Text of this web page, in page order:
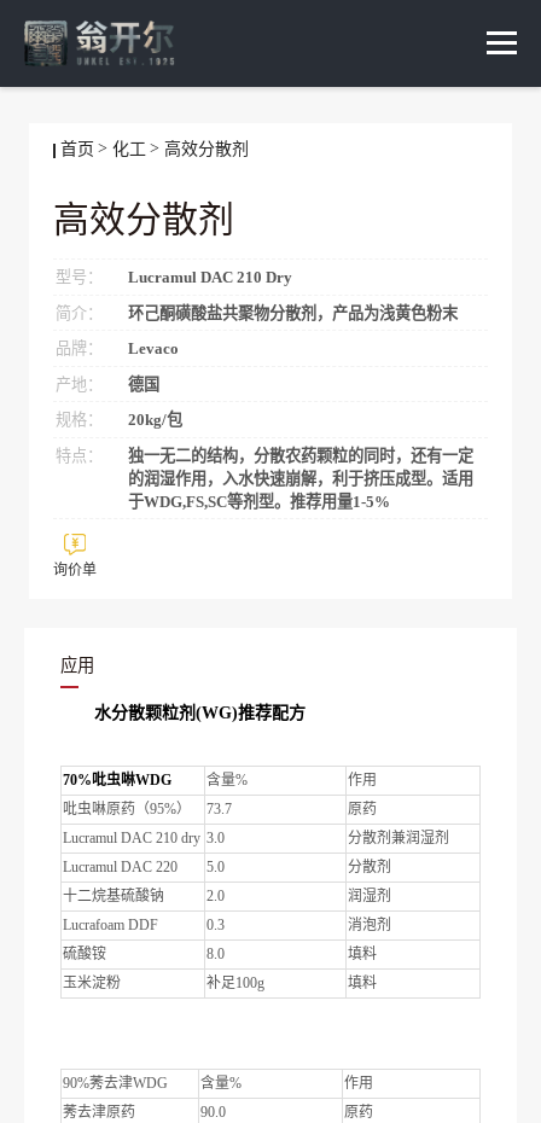
首页 化工 高效分散剂
高效分散剂
型号：
Lucramul DAC 210 Dry
简介：
环己酮磺酸盐共聚物分散剂，产品为浅黄色粉末
品牌：
Levaco
产地：
德国
规格：
20kg/包
特点：
独一无二的结构，分散农药颗粒的同时，还有一定
的润湿作用，入水快速崩解，利于挤压成型。适用
于WDG,FS,SC等剂型。推荐用量1-5%
询价单
应用
水分散颗粒剂(WG)推荐配方
70%吡虫啉WDG 含量%
作用
吡虫啉原药（95%）
73.7
原药
Lucramul DAC 210 dry 3.0
分散剂兼润湿剂
Lucramul DAC 220
5.0
分散剂
十二烷基硫酸钠
2.0
润湿剂
Lucrafoam DDF
0.3
消泡剂
硫酸铵
8.0
填料
玉米淀粉
补足100g 填料
90%莠去津WDG 含量%
作用
莠去津原药
90.0
原药